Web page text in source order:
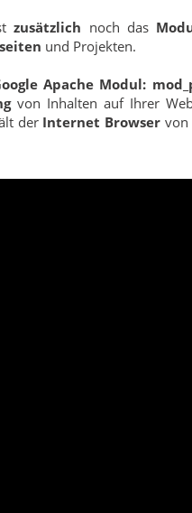
zusätzlich noch das
und Projekten.
Apache Modul:
von Inhalten auf Ihrer
der Internet Browservon